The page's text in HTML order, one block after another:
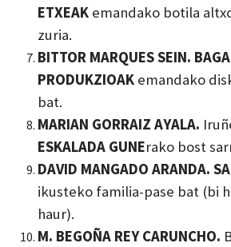
ETXEAK emandako botila
zuria.
BITTOR MARQUES SEIN.
PRODUKZIOAK emandako
bat.
MARIAN GORRAIZ AYALA.
ESKALADA GUNErako bost
DAVID MANGADO ARANDA.
ikusteko familia-pase bat (bi
haur).
M. BEGOÑA REY CARUNCHO.